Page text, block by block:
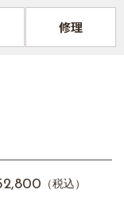
修理
（税込）